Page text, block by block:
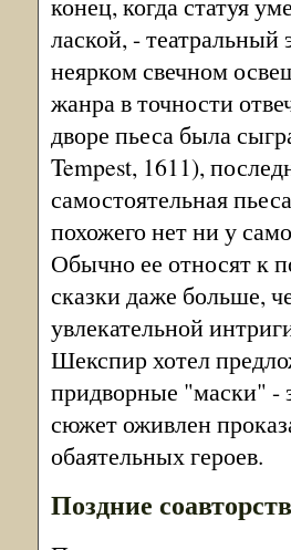
лаской, -
неярком свечном
жанра в точности
дворе пьеса была
Tempest, 1611),
самостоятельная
похожего нет ни у
Обычно ее относят к
сказки даже больше,
увлекательной
Шекспир хотел
придворные "маски" -
сюжет оживлен
обаятельных героев.
Поздние